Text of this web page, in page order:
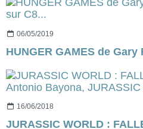
06/05/2019
16/06/2018